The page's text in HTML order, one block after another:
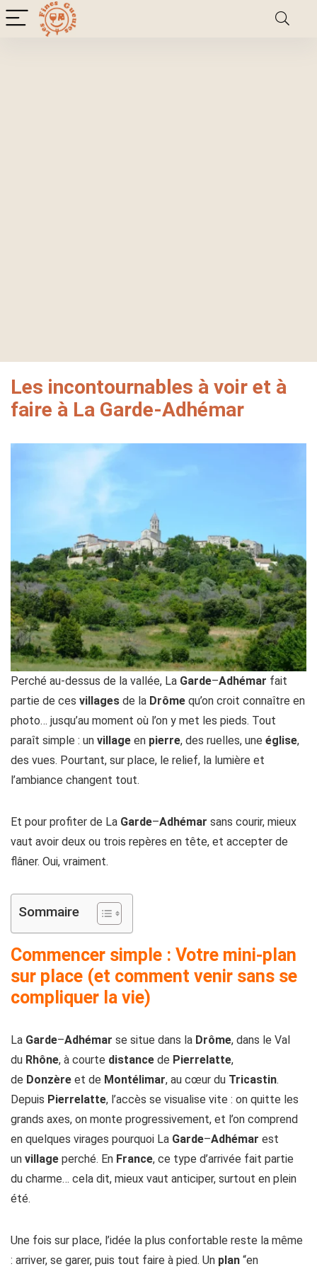
Les incontournables à voir et à
faire à La Garde-Adhémar
Perché au-dessus de la vallée, La Garde–Adhémar fait
partie de ces villages de la Drôme qu’on croit connaître en
photo… jusqu’au moment où l’on y met les pieds. Tout
paraît simple : un village en pierre, des ruelles, une église,
des vues. Pourtant, sur place, le relief, la lumière et
l’ambiance changent tout.
Et pour profiter de La Garde–Adhémar sans courir, mieux
vaut avoir deux ou trois repères en tête, et accepter de
flâner. Oui, vraiment.
Sommaire
Commencer simple : Votre mini-plan
sur place (et comment venir sans se
compliquer la vie)
La Garde–Adhémar se situe dans la Drôme, dans le Val
du Rhône, à courte distance de Pierrelatte,
de Donzère et de Montélimar, au cœur du Tricastin.
Depuis Pierrelatte, l’accès se visualise vite : on quitte les
grands axes, on monte progressivement, et l’on comprend
en quelques virages pourquoi La Garde–Adhémar est
un village perché. En France, ce type d’arrivée fait partie
du charme… cela dit, mieux vaut anticiper, surtout en plein
été.
Une fois sur place, l’idée la plus confortable reste la même
: arriver, se garer, puis tout faire à pied. Un plan “en